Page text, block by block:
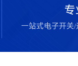
一站式电子开关